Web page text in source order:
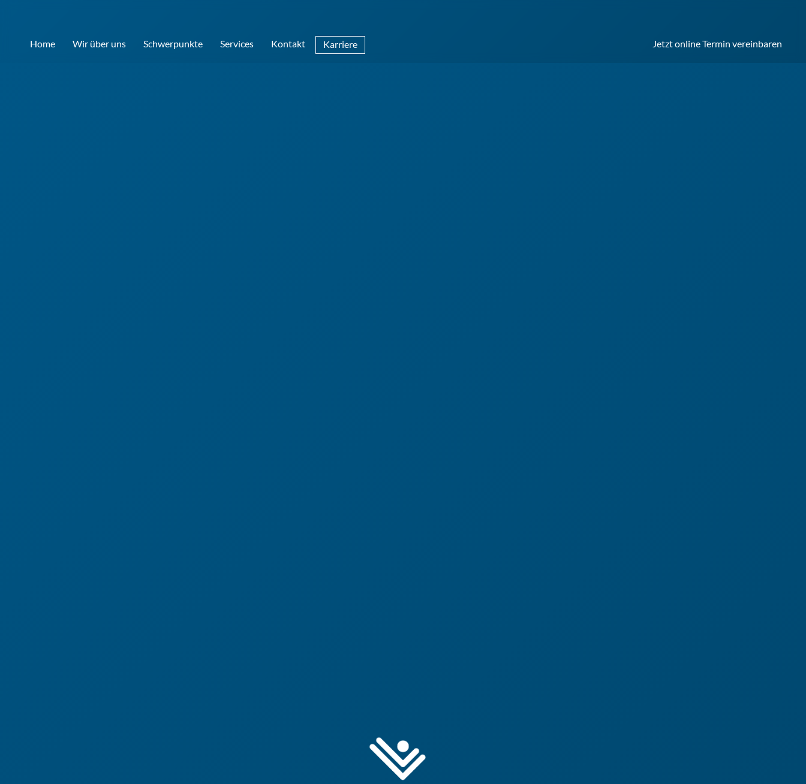
Home Wir über uns Schwerpunkte Services Kontakt Karriere Jetzt online Termin vereinbaren